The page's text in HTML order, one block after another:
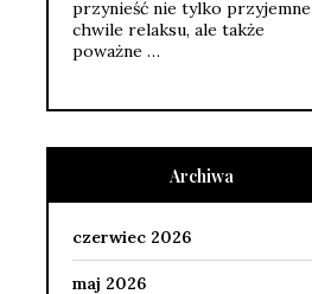
przynieść nie tylko przyjemne
chwile relaksu, ale także
poważne …
Archiwa
czerwiec 2026
maj 2026